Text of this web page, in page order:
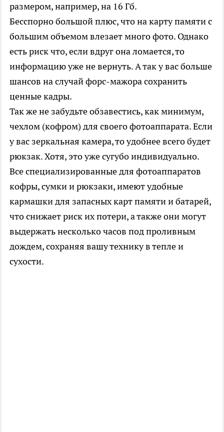
размером, например, на 16 Гб.
Бесспорно большой плюс, что на карту памяти с
большим объемом влезает много фото. Однако
есть риск что, если вдруг она ломается, то
информацию уже не вернуть. А так у вас больше
шансов на случай форс-мажора сохранить
ценные кадры.
Так же не забудьте обзавестись, как минимум,
чехлом (кофром) для своего фотоаппарата. Если
у вас зеркальная камера, то удобнее всего будет
рюкзак. Хотя, это уже сугубо индивидуально.
Все специализированные для фотоаппаратов
кофры, сумки и рюкзаки, имеют удобные
кармашки для запасных карт памяти и батарей,
что снижает риск их потери, а также они могут
выдержать несколько часов под проливным
дождем, сохраняя вашу технику в тепле и
сухости.